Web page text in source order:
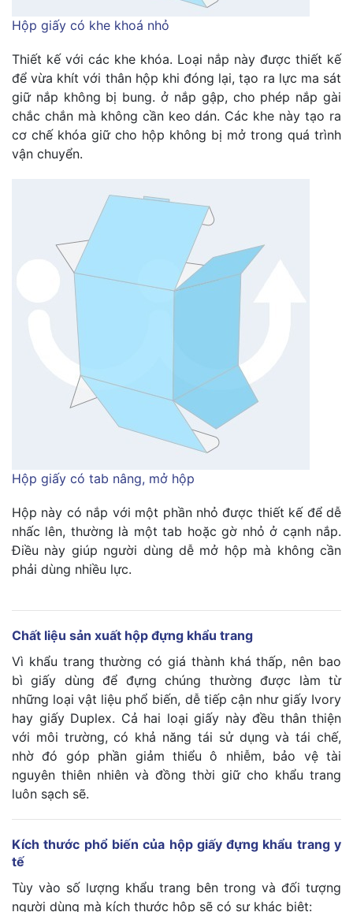
Hộp giấy có khe khoá nhỏ
Thiết kế với các khe khóa. Loại nắp này được thiết kế
để vừa khít với thân hộp khi đóng lại, tạo ra lực ma sát
giữ nắp không bị bung. ở nắp gập, cho phép nắp gài
chắc chắn mà không cần keo dán. Các khe này tạo ra
cơ chế khóa giữ cho hộp không bị mở trong quá trình
vận chuyển.
Hộp giấy có tab nâng, mở hộp
Hộp này có nắp với một phần nhỏ được thiết kế để dễ
nhấc lên, thường là một tab hoặc gờ nhỏ ở cạnh nắp.
Điều này giúp người dùng dễ mở hộp mà không cần
phải dùng nhiều lực.
Chất liệu sản xuất hộp đựng khẩu trang
Vì khẩu trang thường có giá thành khá thấp, nên bao
bì giấy dùng để đựng chúng thường được làm từ
những loại vật liệu phổ biến, dễ tiếp cận như giấy Ivory
hay giấy Duplex. Cả hai loại giấy này đều thân thiện
với môi trường, có khả năng tái sử dụng và tái chế,
nhờ đó góp phần giảm thiểu ô nhiễm, bảo vệ tài
nguyên thiên nhiên và đồng thời giữ cho khẩu trang
luôn sạch sẽ.
Kích thước phổ biến của hộp giấy đựng khẩu trang y
tế
Tùy vào số lượng khẩu trang bên trong và đối tượng
người dùng mà kích thước hộp sẽ có sự khác biệt: